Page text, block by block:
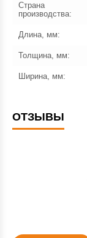
Страна
производства:
Длина, мм:
Толщина, мм:
Ширина, мм:
ОТЗЫВЫ